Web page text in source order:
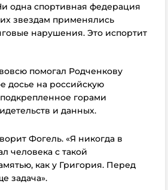
одна спортивная федерация
звездам применялись
нарушения. Это испортит
помогал Родченкову
досье на российскую
горами
и данных.
Фогель. «Я никогда в
человека с такой
как у Григория. Перед
задача».